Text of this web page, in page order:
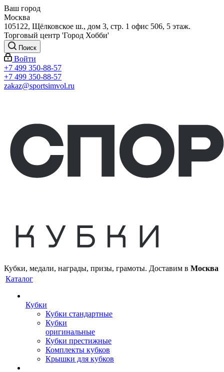
Ваш город
Москва
105122, Щёлковское ш., дом 3, стр. 1 офис 506, 5 этаж.
Торговый центр 'Город Хобби'
Поиск
Войти
+7 499 350-88-57
+7 499 350-88-57
zakaz@sportsimvol.ru
Кубки, медали, награды, призы, грамоты. Доставим в Москва
Каталог
Кубки
Кубки стандартные
Кубки
оригинальные
Кубки престижные
Комплекты кубков
Крышки для кубков